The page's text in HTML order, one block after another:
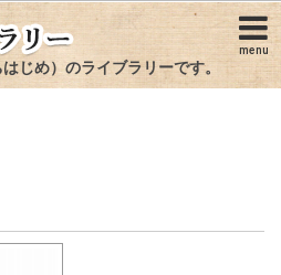
menu
じめ）のライブラリーです。